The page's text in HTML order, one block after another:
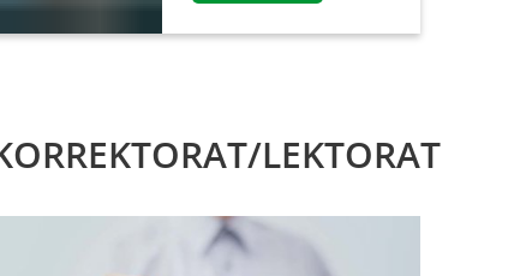
LEKTORAT